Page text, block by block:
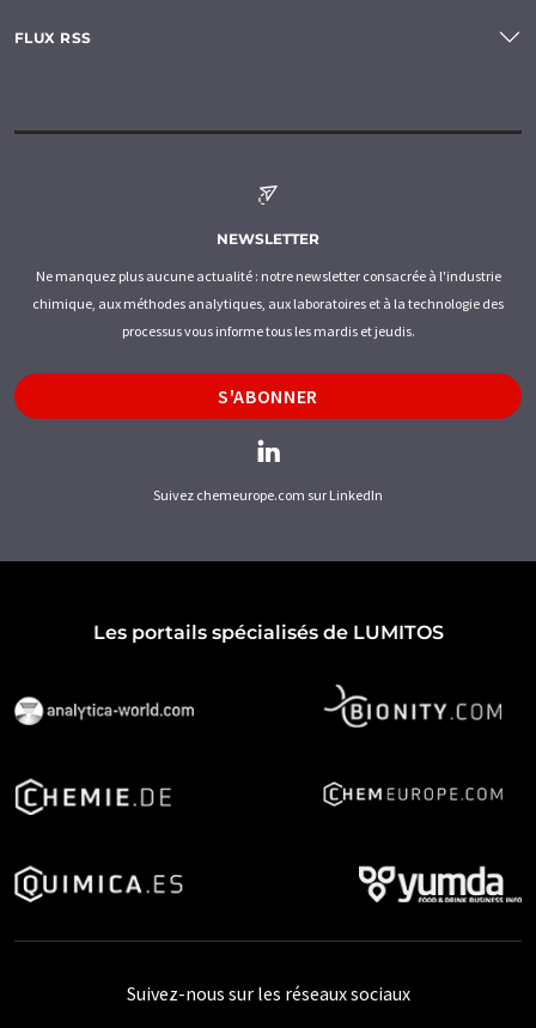
FLUX RSS
NEWSLETTER
Ne manquez plus aucune actualité : notre newsletter consacrée à l'industrie
chimique, aux méthodes analytiques, aux laboratoires et à la technologie des
processus vous informe tous les mardis et jeudis.
S'ABONNER
Suivez chemeurope.com sur LinkedIn
Les portails spécialisés de LUMITOS
Suivez-nous sur les réseaux sociaux